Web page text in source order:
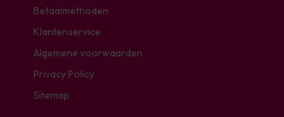
Betaalmethoden
Klantenservice
Algemene voorwaarden
Privacy Policy
Sitemap